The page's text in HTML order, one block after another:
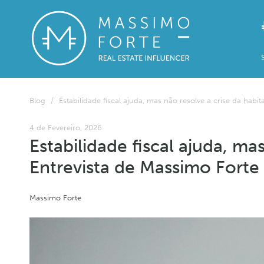
Blog / Estabilidade fiscal ajuda, mas não resolve a crise da
4 de Fevereiro, 2026
Estabilidade fiscal ajuda,
Entrevista de Massimo
Massimo Forte